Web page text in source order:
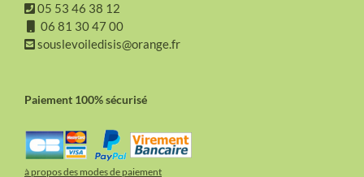
05 53 46 38 12
06 81 30 47 00
souslevoiledisis@orange.fr
Paiement 100% sécurisé
à propos des modes de paiement